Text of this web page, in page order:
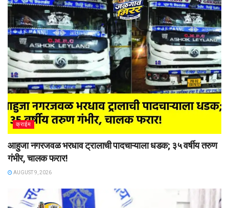
क्राईम
आहुजा नगरजवळ भरधाव ट्रालाची पादचाऱ्याला धडक; ३५ वर्षीय तरुण
गंभीर, चालक फरार!
AUGUST 9, 2026